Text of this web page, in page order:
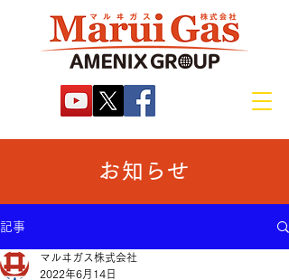
お知らせ
記事
マルヰガス株式会社
2022年6月14日